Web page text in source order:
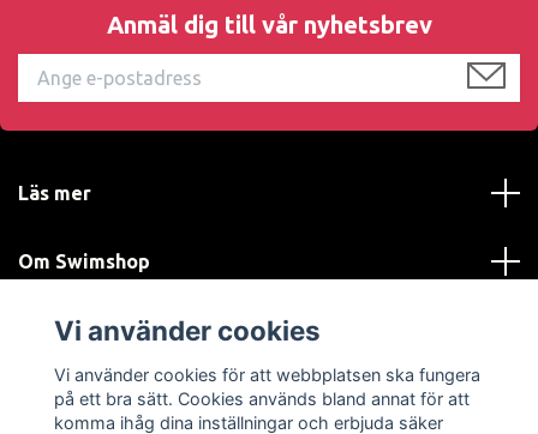
Anmäl dig till vår nyhetsbrev
Läs mer
Om Swimshop
Kundtjänst
Sociala medier
Vi använder cookies
Vi använder cookies för att webbplatsen ska fungera
på ett bra sätt. Cookies används bland annat för att
komma ihåg dina inställningar och erbjuda säker